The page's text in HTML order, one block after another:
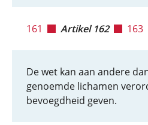
161 Artikel 162 163
De wet kan aan andere
genoemde lichamen
bevoegdheid geven.